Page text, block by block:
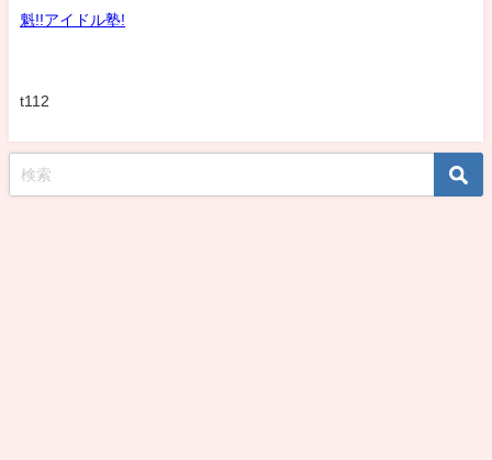
魁!!アイドル塾!
t112